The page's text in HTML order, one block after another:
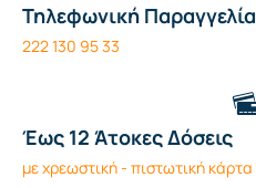
Τηλεφωνική Παραγγελία
222 130 95 33
Έως 12 Άτοκες Δόσεις
με χρεωστική - πιστωτική κάρτα